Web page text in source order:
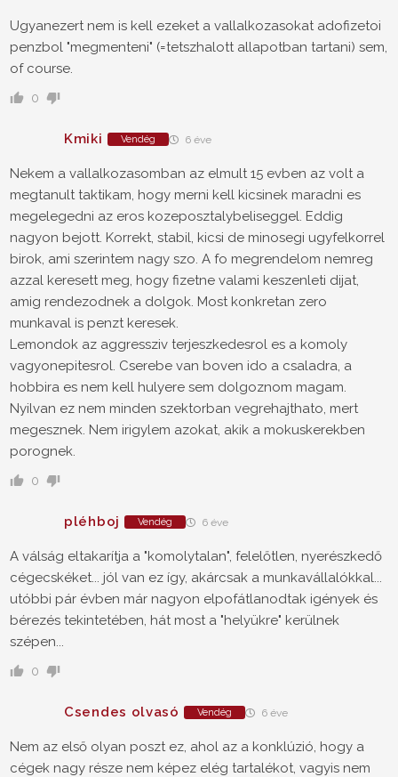
Ugyanezert nem is kell ezeket a vallalkozasokat adofizetoi
penzbol "megmenteni" (=tetszhalott allapotban tartani) sem,
of course.
0
Kmiki Vendég 6 éve
Nekem a vallalkozasomban az elmult 15 evben az volt a
megtanult taktikam, hogy merni kell kicsinek maradni es
megelegedni az eros kozeposztalybeliseggel. Eddig
nagyon bejott. Korrekt, stabil, kicsi de minosegi ugyfelkorrel
birok, ami szerintem nagy szo. A fo megrendelom nemreg
azzal keresett meg, hogy fizetne valami keszenleti dijat,
amig rendezodnek a dolgok. Most konkretan zero
munkaval is penzt keresek.
Lemondok az aggressziv terjeszkedesrol es a komoly
vagyonepitesrol. Cserebe van boven ido a csaladra, a
hobbira es nem kell hulyere sem dolgoznom magam.
Nyilvan ez nem minden szektorban vegrehajthato, mert
megesznek. Nem irigylem azokat, akik a mokuskerekben
porognek.
0
pléhboj Vendég 6 éve
A válság eltakarítja a "komolytalan", felelőtlen, nyerészkedő
cégecskéket... jól van ez így, akárcsak a munkavállalókkal...
utóbbi pár évben már nagyon elpofátlanodtak igények és
bérezés tekintetében, hát most a "helyükre" kerülnek
szépen...
0
Csendes olvasó Vendég 6 éve
Nem az első olyan poszt ez, ahol az a konklúzió, hogy a
cégek nagy része nem képez elég tartalékot, vagyis nem